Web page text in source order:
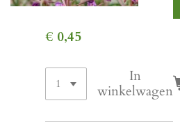
€ 0,45
In
winkelwagen